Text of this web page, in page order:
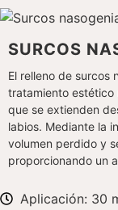
SURCOS
El relleno de surcos
tratamiento estético
que se extienden
labios. Mediante la
volumen perdido y
proporcionando un
Aplicación: 30